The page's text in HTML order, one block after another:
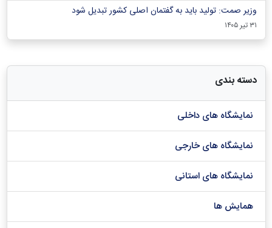
وزیر صمت: تولید باید به گفتمان اصلی کشور تبدیل شود
۳۱ تیر ۱۴۰۵
دسته بندی
نمایشگاه های داخلی
نمایشگاه های خارجی
نمایشگاه های استانی
همایش ها